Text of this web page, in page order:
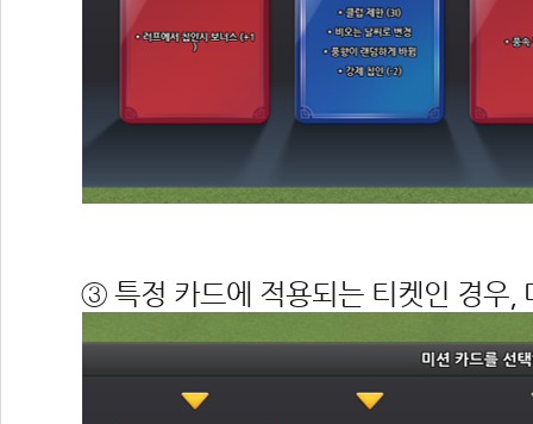
③ 특정 카드에 적용되는 티켓인 경우,